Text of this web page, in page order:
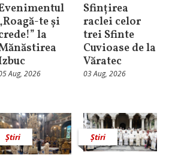
te și
la
Aug, 2026
Sfințirea
raclei celor
trei Sfinte
Cuvioase de la
Văratec
03 Aug, 2026
Știri Știri